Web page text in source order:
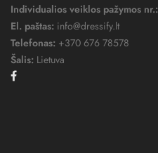
Individualios veiklos pažymos nr.:
El. paštas: info@dressify.lt
Telefonas: +370 676 78578
Šalis: Lietuva